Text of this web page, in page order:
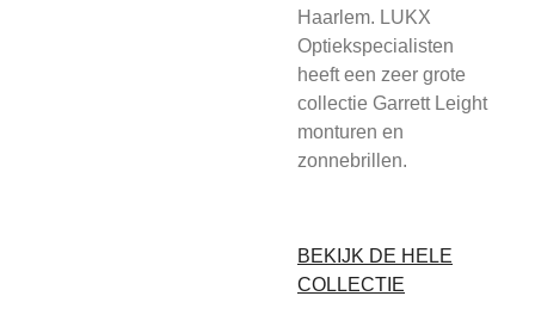
Haarlem. LUKX
Optiekspecialisten
heeft een zeer grote
collectie Garrett Leight
monturen en
zonnebrillen.
BEKIJK DE HELE
COLLECTIE